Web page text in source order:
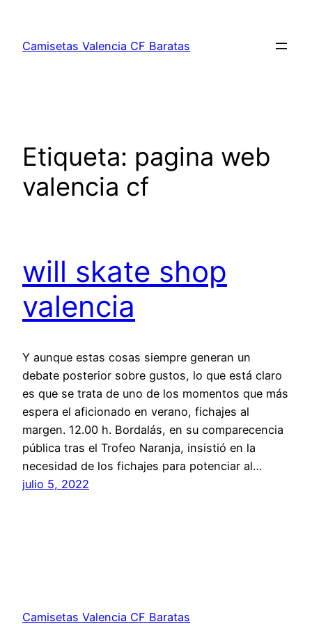
contenido
Camisetas Valencia CF Baratas
Etiqueta: pagina web
valencia cf
will skate shop
valencia
Y aunque estas cosas siempre generan un
debate posterior sobre gustos, lo que está claro
es que se trata de uno de los momentos que más
espera el aficionado en verano, fichajes al
margen. 12.00 h. Bordalás, en su comparecencia
pública tras el Trofeo Naranja, insistió en la
necesidad de los fichajes para potenciar al…
julio 5, 2022
Camisetas Valencia CF Baratas